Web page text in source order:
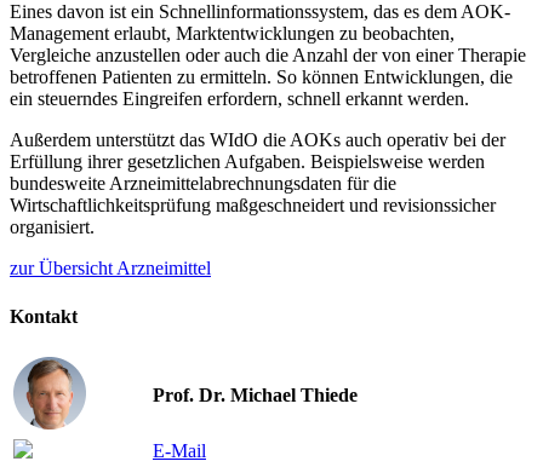
Eines davon ist ein Schnellinformationssystem, das es dem AOK-
Management erlaubt, Marktentwicklungen zu beobachten,
Vergleiche anzustellen oder auch die Anzahl der von einer Therapie
betroffenen Patienten zu ermitteln. So können Entwicklungen, die
ein steuerndes Eingreifen erfordern, schnell erkannt werden.
Außerdem unterstützt das WIdO die AOKs auch operativ bei der
Erfüllung ihrer gesetzlichen Aufgaben. Beispielsweise werden
bundesweite Arzneimittelabrechnungsdaten für die
Wirtschaftlichkeitsprüfung maßgeschneidert und revisionssicher
organisiert.
zur Übersicht Arzneimittel
Kontakt
Prof. Dr. Michael Thiede
E-Mail